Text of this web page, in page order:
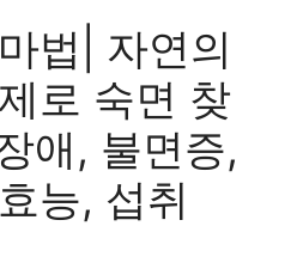
법| 자연의
로 숙면 찾
애, 불면증,
능, 섭취